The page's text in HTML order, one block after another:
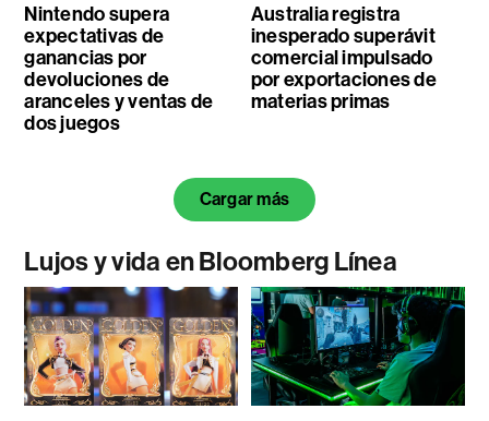
Nintendo supera
expectativas de
ganancias por
devoluciones de
aranceles y ventas de
dos juegos
Australia registra
inesperado superávit
comercial impulsado
por exportaciones de
materias primas
Cargar más
Lujos y vida en Bloomberg Línea